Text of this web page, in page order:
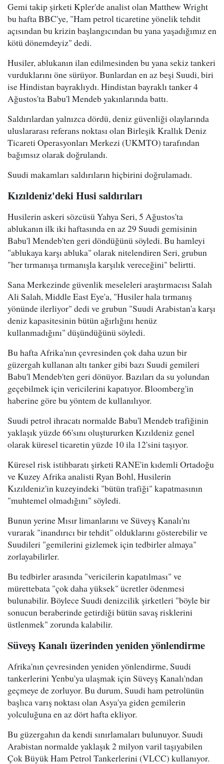
Gemi takip şirketi Kpler'de analist olan Matthew Wright
bu hafta BBC'ye, "Ham petrol ticaretine yönelik tehdit
açısından bu krizin başlangıcından bu yana yaşadığımız en
kötü dönemdeyiz" dedi.
Husiler, ablukanın ilan edilmesinden bu yana sekiz tankeri
vurduklarını öne sürüyor. Bunlardan en az beşi Suudi, biri
ise Hindistan bayraklıydı. Hindistan bayraklı tanker 4
Ağustos'ta Babu'l Mendeb yakınlarında battı.
Saldırılardan yalnızca dördü, deniz güvenliği olaylarında
uluslararası referans noktası olan Birleşik Krallık Deniz
Ticareti Operasyonları Merkezi (UKMTO) tarafından
bağımsız olarak doğrulandı.
Suudi makamları saldırıların hiçbirini doğrulamadı.
Kızıldeniz'deki Husi saldırıları
Husilerin askeri sözcüsü Yahya Seri, 5 Ağustos'ta
ablukanın ilk iki haftasında en az 29 Suudi gemisinin
Babu'l Mendeb'ten geri döndüğünü söyledi. Bu hamleyi
"ablukaya karşı abluka" olarak nitelendiren Seri, grubun
"her tırmanışa tırmanışla karşılık vereceğini" belirtti.
Sana Merkezinde güvenlik meseleleri araştırmacısı Salah
Ali Salah, Middle East Eye'a, "Husiler hala tırmanış
yönünde ilerliyor" dedi ve grubun "Suudi Arabistan'a karşı
deniz kapasitesinin bütün ağırlığını henüz
kullanmadığını" düşündüğünü söyledi.
Bu hafta Afrika'nın çevresinden çok daha uzun bir
güzergah kullanan altı tanker gibi bazı Suudi gemileri
Babu'l Mendeb'ten geri dönüyor. Bazıları da su yolundan
geçebilmek için vericilerini kapatıyor. Bloomberg'in
haberine göre bu yöntem de kullanılıyor.
Suudi petrol ihracatı normalde Babu'l Mendeb trafiğinin
yaklaşık yüzde 66'sını oluştururken Kızıldeniz genel
olarak küresel ticaretin yüzde 10 ila 12'sini taşıyor.
Küresel risk istihbaratı şirketi RANE'in kıdemli Ortadoğu
ve Kuzey Afrika analisti Ryan Bohl, Husilerin
Kızıldeniz'in kuzeyindeki "bütün trafiği" kapatmasının
"muhtemel olmadığını" söyledi.
Bunun yerine Mısır limanlarını ve Süveyş Kanalı'nı
vurarak "inandırıcı bir tehdit" olduklarını gösterebilir ve
Suudileri "gemilerini gizlemek için tedbirler almaya"
zorlayabilirler.
Bu tedbirler arasında "vericilerin kapatılması" ve
mürettebata "çok daha yüksek" ücretler ödenmesi
bulunabilir. Böylece Suudi denizcilik şirketleri "böyle bir
sonucun beraberinde getirdiği bütün savaş risklerini
üstlenmek" zorunda kalabilir.
Süveyş Kanalı üzerinden yeniden yönlendirme
Afrika'nın çevresinden yeniden yönlendirme, Suudi
tankerlerini Yenbu'ya ulaşmak için Süveyş Kanalı'ndan
geçmeye de zorluyor. Bu durum, Suudi ham petrolünün
başlıca varış noktası olan Asya'ya giden gemilerin
yolculuğuna en az dört hafta ekliyor.
Bu güzergahın da kendi sınırlamaları bulunuyor. Suudi
Arabistan normalde yaklaşık 2 milyon varil taşıyabilen
Çok Büyük Ham Petrol Tankerlerini (VLCC) kullanıyor.